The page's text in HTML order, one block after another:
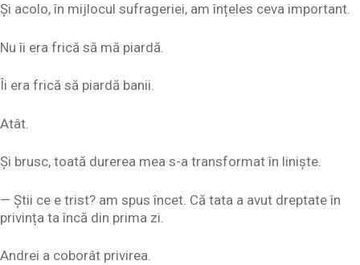
Și acolo, în mijlocul sufrageriei, am înțeles ceva important.
Nu îi era frică să mă piardă.
Îi era frică să piardă banii.
Atât.
Și brusc, toată durerea mea s-a transformat în liniște.
— Știi ce e trist? am spus încet. Că tata a avut dreptate în
privința ta încă din prima zi.
Andrei a coborât privirea.